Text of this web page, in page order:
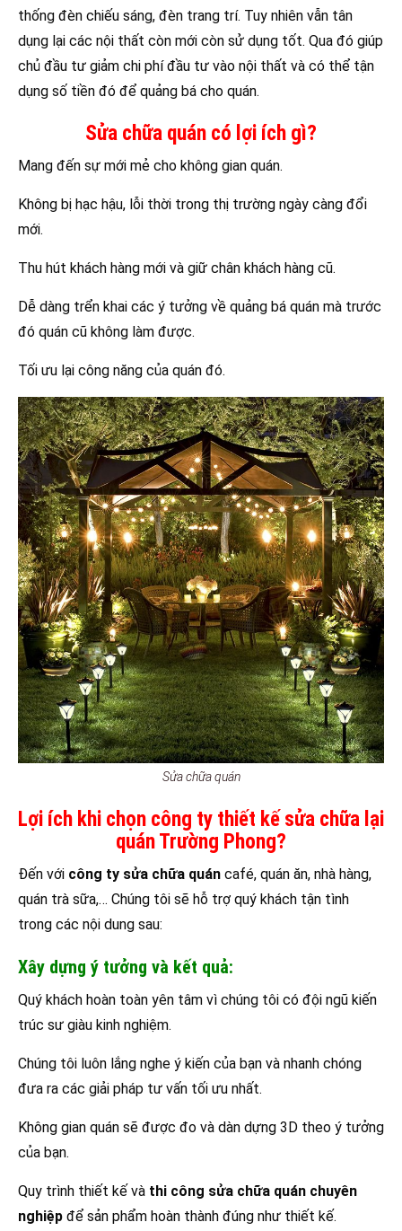
thống đèn chiếu sáng, đèn trang trí. Tuy nhiên vẫn tân
dụng lại các nội thất còn mới còn sử dụng tốt. Qua đó giúp
chủ đầu tư giảm chi phí đầu tư vào nội thất và có thể tận
dụng số tiền đó để quảng bá cho quán.
Sửa chữa quán có lợi ích gì?
Mang đến sự mới mẻ cho không gian quán.
Không bị hạc hậu, lỗi thời trong thị trường ngày càng đổi
mới.
Thu hút khách hàng mới và giữ chân khách hàng cũ.
Dễ dàng trển khai các ý tưởng về quảng bá quán mà trước
đó quán cũ không làm được.
Tối ưu lại công năng của quán đó.
Sửa chữa quán
Lợi ích khi chọn công ty thiết kế sửa chữa lại
quán Trường Phong?
Đến với công ty sửa chữa quán café, quán ăn, nhà hàng,
quán trà sữa,… Chúng tôi sẽ hỗ trợ quý khách tận tình
trong các nội dung sau:
Xây dựng ý tưởng và kết quả:
Quý khách hoàn toàn yên tâm vì chúng tôi có đội ngũ kiến
trúc sư giàu kinh nghiệm.
Chúng tôi luôn lắng nghe ý kiến của bạn và nhanh chóng
đưa ra các giải pháp tư vấn tối ưu nhất.
Không gian quán sẽ được đo và dàn dựng 3D theo ý tưởng
của bạn.
Quy trình thiết kế và thi công sửa chữa quán chuyên
nghiệp để sản phẩm hoàn thành đúng như thiết kế.